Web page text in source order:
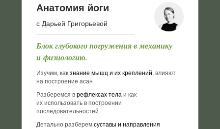
Анатомия йоги
с Дарьей Григорьевой
Блок глубокого погружения в механику
и физиологию.
Изучим, как знание мышц и их креплений, влияют
на построение асан
Разберемся в рефлексах тела и как
их использовать в построении
последовательностей.
Детально разберем суставы и направления